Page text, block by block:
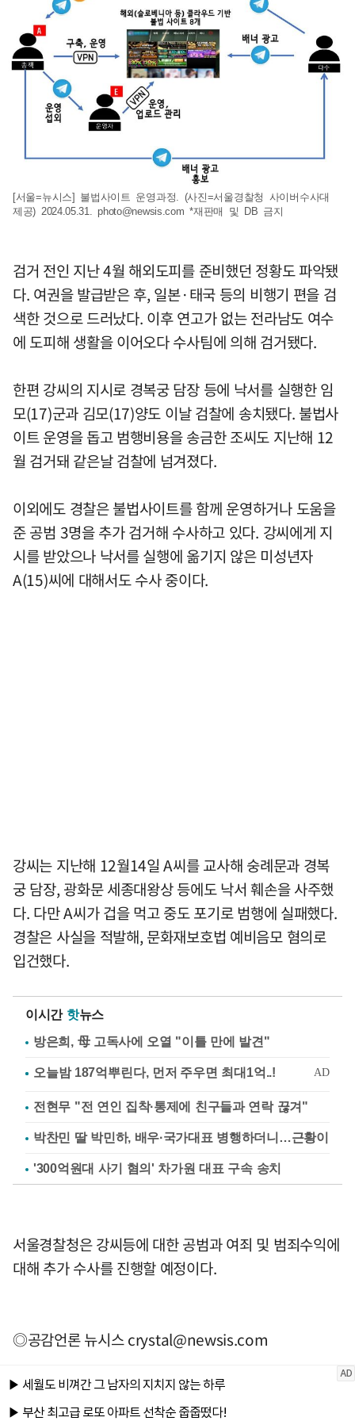
[서울=뉴시스] 불법사이트 운영과정. (사진=서울경찰청 사이버수사대
제공) 2024.05.31.photo@newsis.com *재판매 및 DB 금지
검거 전인 지난 4월 해외도피를 준비했던 정황도 파악됐
다. 여권을 발급받은 후, 일본·태국 등의 비행기 편을 검
색한 것으로 드러났다. 이후 연고가 없는 전라남도 여수
에 도피해 생활을 이어오다 수사팀에 의해 검거됐다.
한편 강씨의 지시로 경복궁 담장 등에 낙서를 실행한 임
모(17)군과 김모(17)양도 이날 검찰에 송치됐다. 불법사
이트 운영을 돕고 범행비용을 송금한 조씨도 지난해 12
월 검거돼 같은날 검찰에 넘겨졌다.
이외에도 경찰은 불법사이트를 함께 운영하거나 도움을
준 공범 3명을 추가 검거해 수사하고 있다. 강씨에게 지
시를 받았으나 낙서를 실행에 옮기지 않은 미성년자
A(15)씨에 대해서도 수사 중이다.
강씨는 지난해 12월14일 A씨를 교사해 숭례문과 경복
궁 담장, 광화문 세종대왕상 등에도 낙서 훼손을 사주했
다. 다만 A씨가 겁을 먹고 중도 포기로 범행에 실패했다.
경찰은 사실을 적발해, 문화재보호법 예비음모 혐의로
입건했다.
이시간 핫뉴스
방은희, 母 고독사에 오열 "이틀 만에 발견"
전현무 "전 연인 집착·통제에 친구들과 연락 끊겨"
박찬민 딸 박민하, 배우·국가대표 병행하더니…근황이
'300억원대 사기 혐의' 차가원 대표 구속 송치
서울경찰청은 강씨등에 대한 공범과 여죄 및 범죄수익에
대해 추가 수사를 진행할 예정이다.
◎공감언론 뉴시스crystal@newsis.com